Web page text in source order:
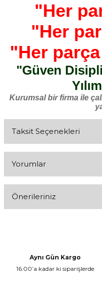
"Her
"Her
"Her
"Güven
Kurumsal bir firma ile
Taksit Seçenekleri
Yorumlar
Önerileriniz
Ürün resmi kalitesiz, bozuk
Aynı Gün Kargo
16:00’a kadar ki siparişlerde